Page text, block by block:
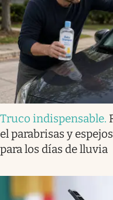
Truco indispensable.
el parabrisas y
para los días de lluvia